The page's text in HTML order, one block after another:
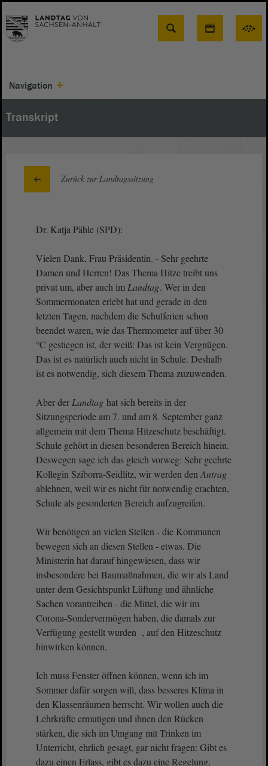
Suche
Navigation
Transkript
Zurück zur Landtagssitzung
Dr. Katja Pähle (SPD):
Vielen Dank, Frau Präsidentin. - Sehr geehrte
Damen und Herren! Das Thema Hitze treibt uns
privat um, aber auch im Landtag. Wer in den
Sommermonaten erlebt hat und gerade in den
letzten Tagen, nachdem die Schulferien schon
beendet waren, wie das Thermometer auf über 30
°C gestiegen ist, der weiß: Das ist kein Vergnügen.
Das ist es natürlich auch nicht in Schule. Deshalb
ist es notwendig, sich diesem Thema zuzuwenden.
Aber der Landtag hat sich bereits in der
Sitzungsperiode am 7. und am 8. September ganz
allgemein mit dem Thema Hitzeschutz beschäftigt.
Schule gehört in diesen besonderen Bereich hinein.
Deswegen sage ich das gleich vorweg: Sehr geehrte
Kollegin Sziborra-Seidlitz, wir werden den Antrag
ablehnen, weil wir es nicht für notwendig erachten,
Schule als gesonderten Bereich aufzugreifen.
Wir benötigen an vielen Stellen - die Kommunen
bewegen sich an diesen Stellen - etwas. Die
Ministerin hat darauf hingewiesen, dass wir
insbesondere bei Baumaßnahmen, die wir als Land
unter dem Gesichtspunkt Lüftung und ähnliche
Sachen vorantreiben - die Mittel, die wir im
Corona-Sondervermögen haben, die damals zur
Verfügung gestellt wurden , auf den Hitzeschutz
hinwirken können.
Ich muss Fenster öffnen können, wenn ich im
Sommer dafür sorgen will, dass besseres Klima in
den Klassenräumen herrscht. Wir wollen auch die
Lehrkräfte ermutigen und ihnen den Rücken
stärken, die sich im Umgang mit Trinken im
Unterricht, ehrlich gesagt, gar nicht fragen: Gibt es
dazu einen Erlass, gibt es dazu eine Regelung,